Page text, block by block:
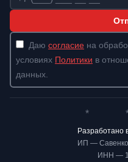
Даю согласие на
условиях Политики в
данных.
ИП —
ИНН —
*
Разработано